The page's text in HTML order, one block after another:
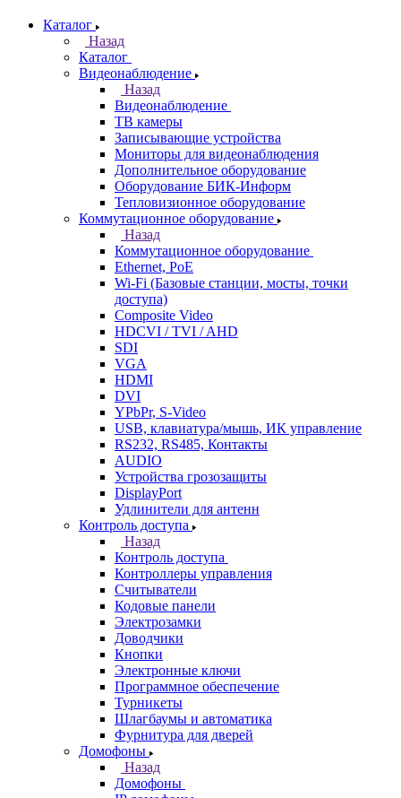
Каталог
Назад
Каталог
Видеонаблюдение
Назад
Видеонаблюдение
ТВ камеры
Записывающие устройства
Мониторы для видеонаблюдения
Дополнительное оборудование
Оборудование БИК-Информ
Тепловизионное оборудование
Коммутационное оборудование
Назад
Коммутационное оборудование
Ethernet, PoE
Wi-Fi (Базовые станции, мосты, точки
доступа)
Composite Video
HDCVI / TVI / AHD
SDI
VGA
HDMI
DVI
YPbPr, S-Video
USB, клавиатура/мышь, ИК управление
RS232, RS485, Контакты
AUDIO
Устройства грозозащиты
DisplayPort
Удлинители для антенн
Контроль доступа
Назад
Контроль доступа
Контроллеры управления
Считыватели
Кодовые панели
Электрозамки
Доводчики
Кнопки
Электронные ключи
Программное обеспечение
Турникеты
Шлагбаумы и автоматика
Фурнитура для дверей
Домофоны
Назад
Домофоны